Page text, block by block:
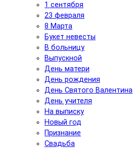
1 сентября
23 февраля
8 Марта
Букет невесты
В больницу
Выпускной
День матери
День рождения
День Святого Валентина
День учителя
На выписку
Новый год
Признание
Свадьба